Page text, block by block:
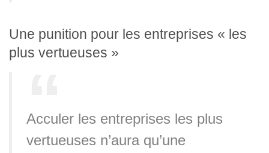
Une punition pour les entreprises « les
plus vertueuses »
Acculer les entreprises les plus
vertueuses n’aura qu’une